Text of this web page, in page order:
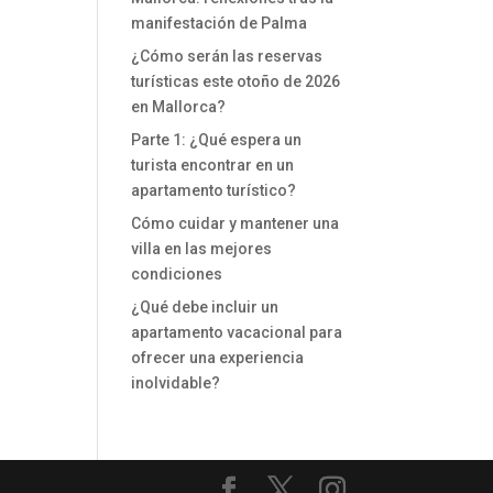
manifestación de Palma
¿Cómo serán las reservas
turísticas este otoño de 2026
en Mallorca?
Parte 1: ¿Qué espera un
turista encontrar en un
apartamento turístico?
Cómo cuidar y mantener una
villa en las mejores
condiciones
¿Qué debe incluir un
apartamento vacacional para
ofrecer una experiencia
inolvidable?